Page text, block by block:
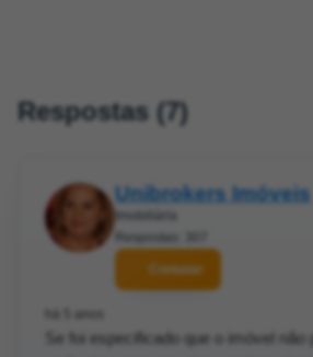
Respostas (7)
Unibrokers Imóveis
Imobiliária
Respostas: 307
Contatar
há 5 anos
Se foi especificado que o imóvel não